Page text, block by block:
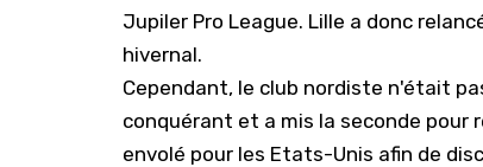
Jupiler Pro League. Lille a donc
hivernal.
Cependant, le club nordiste n'était
conquérant et a mis la seconde pour
envolé pour les Etats-Unis afin de